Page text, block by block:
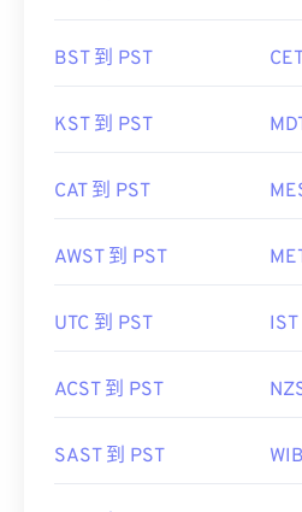
BST 到 PST
KST 到 PST
CAT 到 PST
AWST 到 PST
UTC 到 PST
ACST 到 PST
SAST 到 PST